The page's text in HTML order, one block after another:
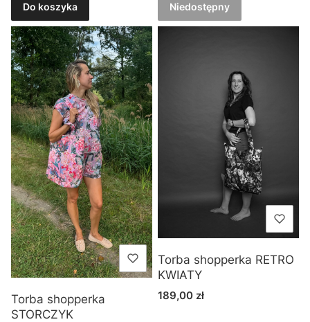
Do koszyka Niedostępny
Torba shopperka
STORCZYK
Torba shopperka RETRO
KWIATY
Cena
189,00 zł